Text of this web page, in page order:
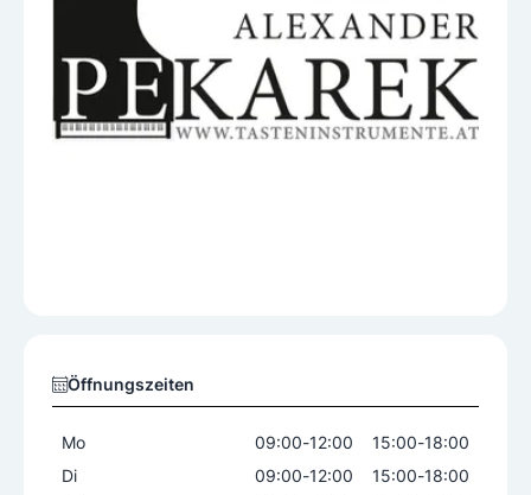
Öffnungszeiten
Mo 09:00-12:00 15:00-18:00
Di
09:00-12:00 15:00-18:00